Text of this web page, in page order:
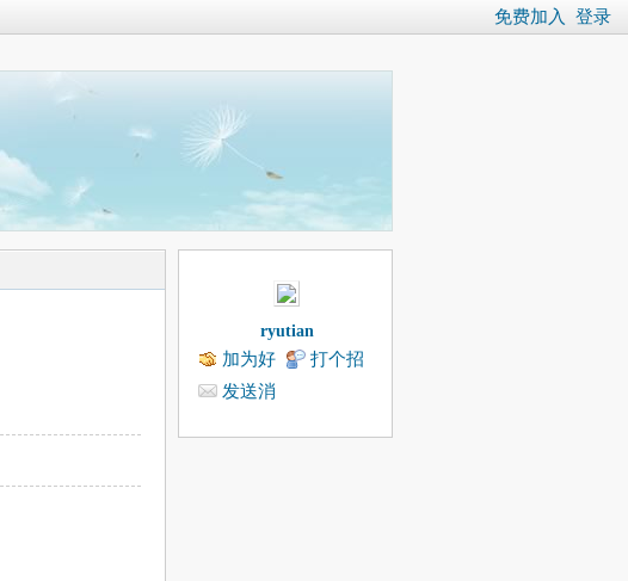
免费加入 登录
ryutian
加为好
友
打个招
发送消